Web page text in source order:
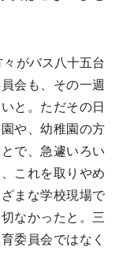
がバス八十五台
会も、その一週
と。ただその日
や、幼稚園の方
で、急遽いろい
これを取りやめ
まな学校現場で
なかったと。三
委員会ではなく